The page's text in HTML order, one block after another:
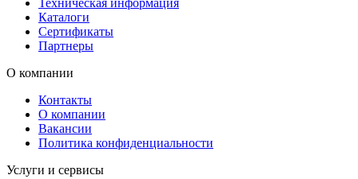
Техническая информация
Каталоги
Сертификаты
Партнеры
О компании
Контакты
О компании
Вакансии
Политика конфиденциальности
Услуги и сервисы